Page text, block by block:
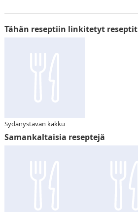
Tähän reseptiin linkitetyt reseptit
Sydänystävän kakku
Samankaltaisia reseptejä